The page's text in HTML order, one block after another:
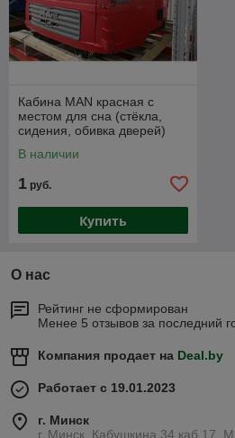
Кабина MAN красная с
местом для сна (стёкла,
сидения, обивка дверей)
В наличии
1 руб.
Купить
О нас
Рейтинг не сформирован
Менее 5 отзывов за последний
Компания продает на Deal.by
Работает с 19.01.2023
г. Минск
г. Минск, Кабушкина 34,каб.17,